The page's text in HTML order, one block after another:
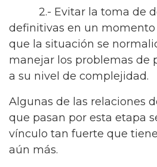
2.- Evitar la toma de
definitivas en un momento
que la situación se
manejar los problemas de
a su nivel de complejidad.
Algunas de las relaciones
que pasan por esta etapa
vínculo tan fuerte que
aún más.